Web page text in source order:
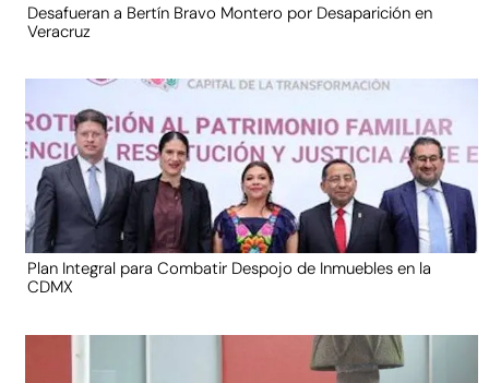
Desafueran a Bertín Bravo Montero por Desaparición en
Veracruz
Plan Integral para Combatir Despojo de Inmuebles en la
CDMX